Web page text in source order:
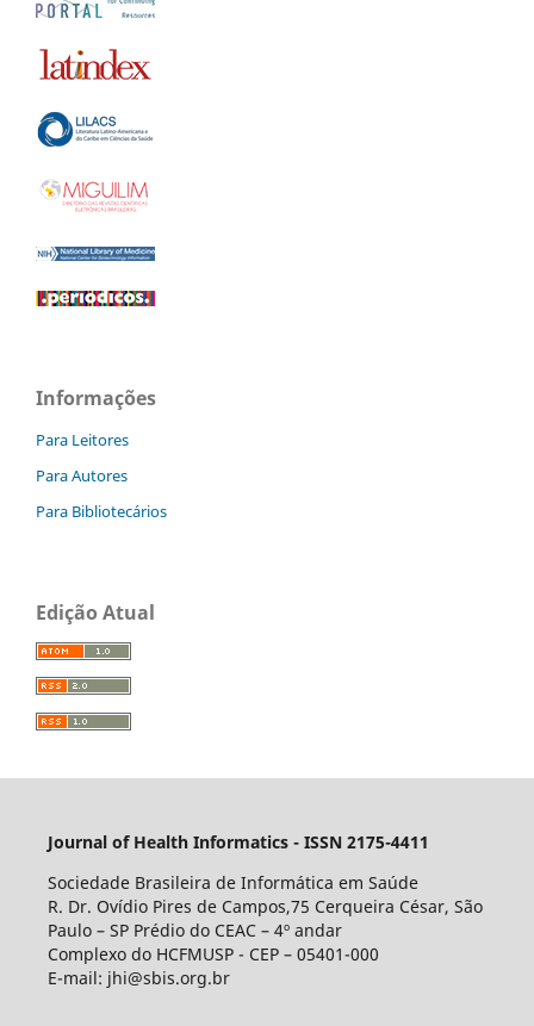
Informações
Para Leitores
Para Autores
Para Bibliotecários
Edição Atual
Journal of Health Informatics - ISSN 2175-4411
Sociedade Brasileira de Informática em Saúde
R. Dr. Ovídio Pires de Campos,75 Cerqueira César, São
Paulo – SP Prédio do CEAC – 4º andar
Complexo do HCFMUSP - CEP – 05401-000
E-mail: jhi@sbis.org.br